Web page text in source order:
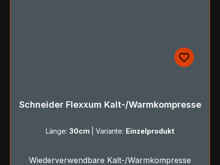
Schneider Flexxum Kalt-/Warmkompresse
Länge: 30cm Variante: Einzelprodukt
Wiederverwendbare Kalt-/Warmkompresse